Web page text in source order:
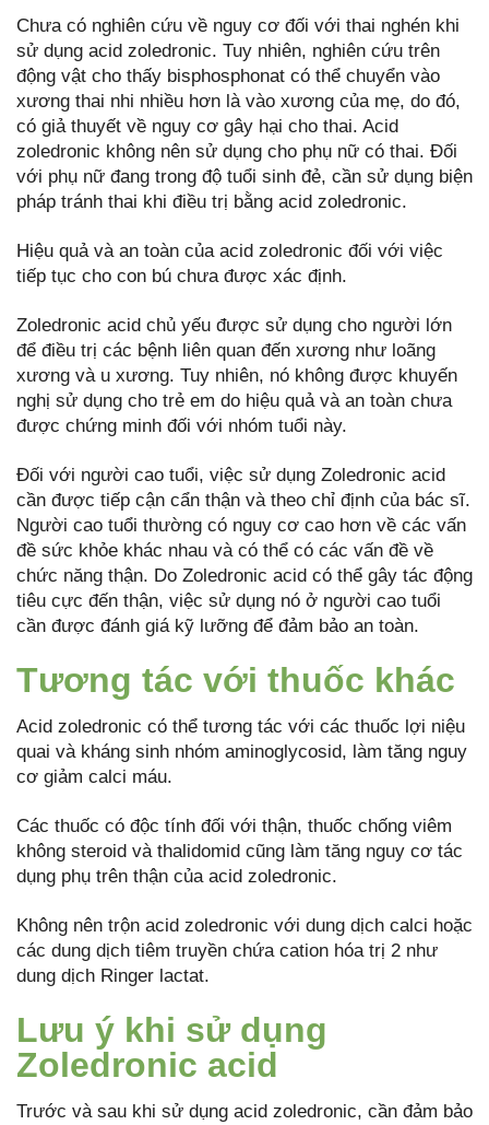
Chưa có nghiên cứu về nguy cơ đối với thai nghén khi
sử dụng acid zoledronic. Tuy nhiên, nghiên cứu trên
động vật cho thấy bisphosphonat có thể chuyển vào
xương thai nhi nhiều hơn là vào xương của mẹ, do đó,
có giả thuyết về nguy cơ gây hại cho thai. Acid
zoledronic không nên sử dụng cho phụ nữ có thai. Đối
với phụ nữ đang trong độ tuổi sinh đẻ, cần sử dụng biện
pháp tránh thai khi điều trị bằng acid zoledronic.
Hiệu quả và an toàn của acid zoledronic đối với việc
tiếp tục cho con bú chưa được xác định.
Zoledronic acid chủ yếu được sử dụng cho người lớn
để điều trị các bệnh liên quan đến xương như loãng
xương và u xương. Tuy nhiên, nó không được khuyến
nghị sử dụng cho trẻ em do hiệu quả và an toàn chưa
được chứng minh đối với nhóm tuổi này.
Đối với người cao tuổi, việc sử dụng Zoledronic acid
cần được tiếp cận cẩn thận và theo chỉ định của bác sĩ.
Người cao tuổi thường có nguy cơ cao hơn về các vấn
đề sức khỏe khác nhau và có thể có các vấn đề về
chức năng thận. Do Zoledronic acid có thể gây tác động
tiêu cực đến thận, việc sử dụng nó ở người cao tuổi
cần được đánh giá kỹ lưỡng để đảm bảo an toàn.
Tương tác với thuốc khác
Acid zoledronic có thể tương tác với các thuốc lợi niệu
quai và kháng sinh nhóm aminoglycosid, làm tăng nguy
cơ giảm calci máu.
Các thuốc có độc tính đối với thận, thuốc chống viêm
không steroid và thalidomid cũng làm tăng nguy cơ tác
dụng phụ trên thận của acid zoledronic.
Không nên trộn acid zoledronic với dung dịch calci hoặc
các dung dịch tiêm truyền chứa cation hóa trị 2 như
dung dịch Ringer lactat.
Lưu ý khi sử dụng
Zoledronic acid
Trước và sau khi sử dụng acid zoledronic, cần đảm bảo